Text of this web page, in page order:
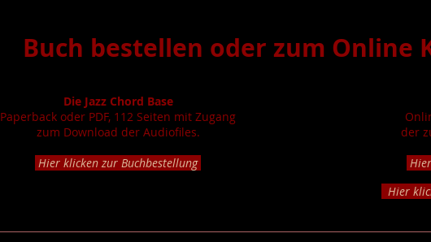
Buch bestellen oder zum Online
Die Jazz Chord Base
Paperback oder PDF, 112 Seiten mit Zugang
zum Download der Audiofiles.
Hier klicken zur Buchbestellung
der
Hier